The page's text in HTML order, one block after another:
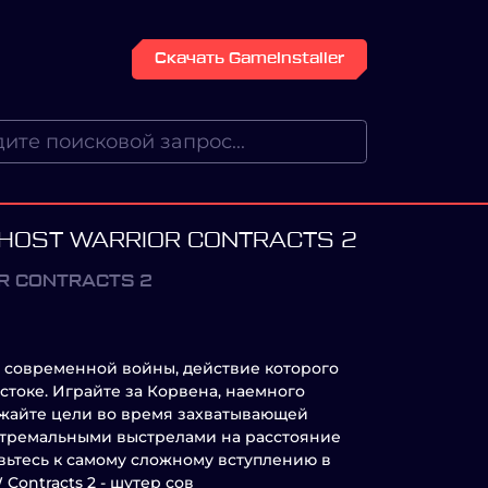
Скачать GameInstaller
WARRIOR CONTRACTS 2
CONTRACTS 2
современной войны, действие которого
Играйте за Корвена, наемного
цели во время захватывающей
выстрелами на расстояние
к самому сложному вступлению в
2 - шутер сов